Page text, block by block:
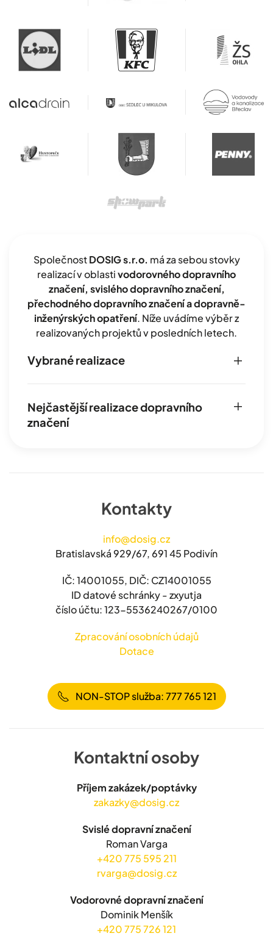
SpolečnostDOSIG s.r.o. má za sebou stovky
realizací v oblastivodorovného dopravního
značení, svislého dopravního značení,
přechodného dopravního značení a dopravně-
inženýrských opatření. Níže uvádíme výběr z
realizovaných projektů v posledních letech.
Vybrané realizace
Nejčastější realizace dopravního
značení
Kontakty
info@dosig.cz
Bratislavská 929/67, 691 45 Podivín
IČ: 14001055, DIČ: CZ14001055
ID datové schránky - zxyutja
číslo účtu: 123-5536240267/0100
Zpracování osobních údajů
Dotace
NON-STOP služba: 777 765 121
Kontaktní osoby
Příjem zakázek/poptávky
zakazky@dosig.cz
Svislé dopravní značení
Roman Varga
+420 775 595 211
rvarga@dosig.cz
Vodorovné dopravní značení
Dominik Menšík
+420 775 726 121